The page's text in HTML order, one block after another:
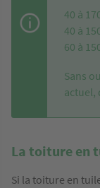
40 à
40 à
60 à
Sans
actuel,
La toiture en
Si la toiture en